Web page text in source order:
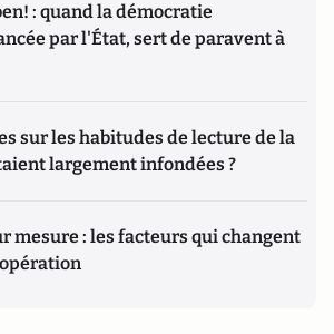
: quand la démocratie
par l'État, sert de paravent à
sur les habitudes de lecture de la
largement infondées ?
mesure : les facteurs qui changent